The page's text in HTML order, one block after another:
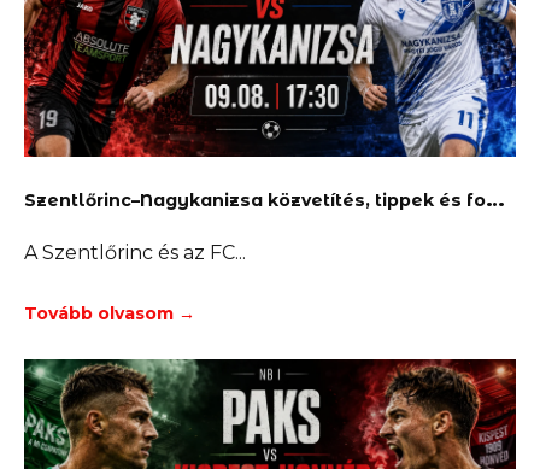
S
zentlőrinc–Nagykanizsa közvetítés, tippek és fogadás
A Szentlőrinc és az FC
Tovább olvasom →